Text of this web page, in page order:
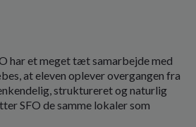
har et meget tæt samarbejde med
at eleven oplever overgangen fra
struktureret og naturlig
SFO de samme lokaler som